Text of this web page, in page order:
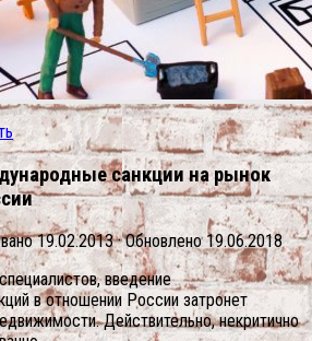
санкции на рынок
19.02.2013· Обновлено19.06.2018
введение
в отношении России затронет
Действительно, некритично